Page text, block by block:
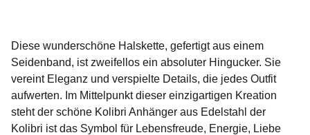
Diese wunderschöne Halskette, gefertigt aus einem
Seidenband, ist zweifellos ein absoluter Hingucker. Sie
vereint Eleganz und verspielte Details, die jedes Outfit
aufwerten. Im Mittelpunkt dieser einzigartigen Kreation
steht der schöne Kolibri Anhänger aus Edelstahl der
Kolibri ist das Symbol für Lebensfreude, Energie, Liebe